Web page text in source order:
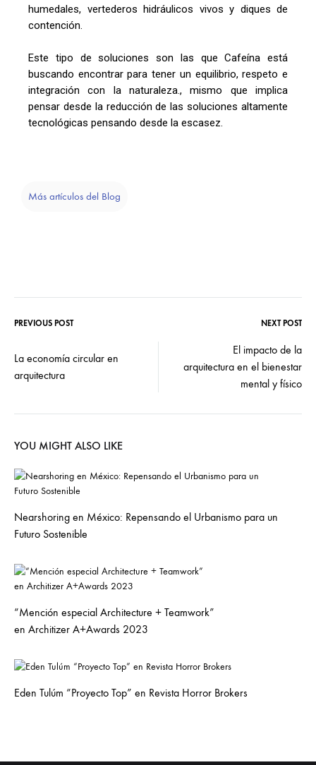
humedales, vertederos hidráulicos vivos y diques de
contención.
Este tipo de soluciones son las que Cafeína está
buscando encontrar para tener un equilibrio, respeto e
integración con la naturaleza., mismo que implica
pensar desde la reducción de las soluciones altamente
tecnológicas pensando desde la escasez.
Más artículos del Blog
PREVIOUS POST NEXT POST
La economía circular en
arquitectura
El impacto de la
arquitectura en el bienestar
mental y físico
YOU MIGHT ALSO LIKE
Nearshoring en México: Repensando el Urbanismo para un
Futuro Sostenible
“Mención especial Architecture + Teamwork”
en Architizer A+Awards 2023
Eden Tulúm “Proyecto Top” en Revista Horror Brokers